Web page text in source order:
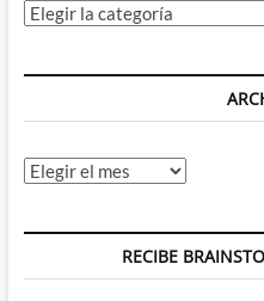
Categorías
Archivos
RECIBE